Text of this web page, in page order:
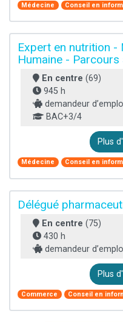
Médecine Conseil en
Expert en nutrition
Humaine -
En centre (69)
945 h
demandeur
BAC+3/4
Plus
Médecine Conseil en
Délégué
En centre (75)
430 h
demandeur
Plus
Commerce Conseil en